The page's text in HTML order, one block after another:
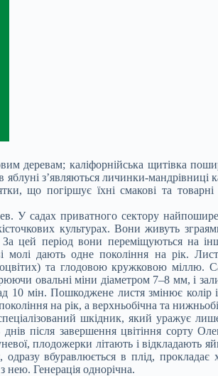
деревам; каліфорнійська щитівка
яблуні з’являються личинки-
що погіршує їхні смакові та
У садах приватного сектору
культурах. Вони живуть
цей період вони переміщуються на
молі дають одне покоління на рік.
та глодовою кружковою міллю.
овальні міни діаметром 7–8 мм, і
мін. Пошкоджене листя змінює колір
на рік, а верхньобічна та
шкідник, який уражує
після завершення цвітіння сорту
плодожерки літають і
вбуравлюється в плід,
нею. Генерація однорічна.